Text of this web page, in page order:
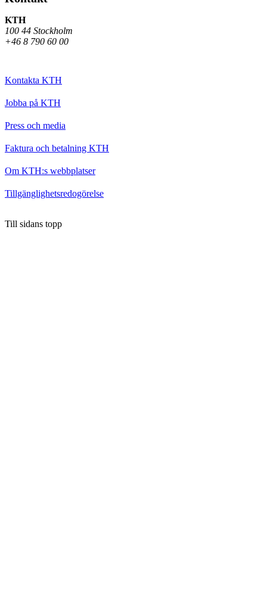
KTH
100 44 Stockholm
+46 8 790 60 00
Kontakta KTH
Jobba på KTH
Press och media
Faktura och betalning KTH
Om KTH:s webbplatser
Tillgänglighetsredogörelse
Till sidans topp